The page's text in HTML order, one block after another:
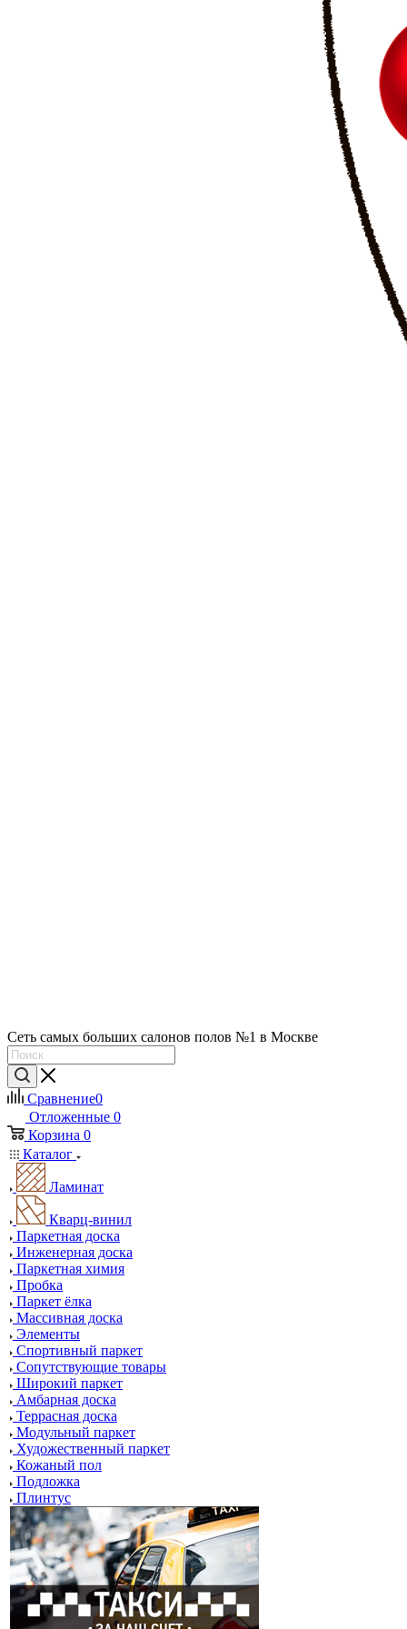
Сеть самых больших салонов полов №1 в Москве
Сравнение0
Отложенные 0
Корзина 0
Каталог
Ламинат
Кварц-винил
Паркетная доска
Инженерная доска
Паркетная химия
Пробка
Паркет ёлка
Массивная доска
Элементы
Спортивный паркет
Сопутствующие товары
Широкий паркет
Амбарная доска
Террасная доска
Модульный паркет
Художественный паркет
Кожаный пол
Подложка
Плинтус